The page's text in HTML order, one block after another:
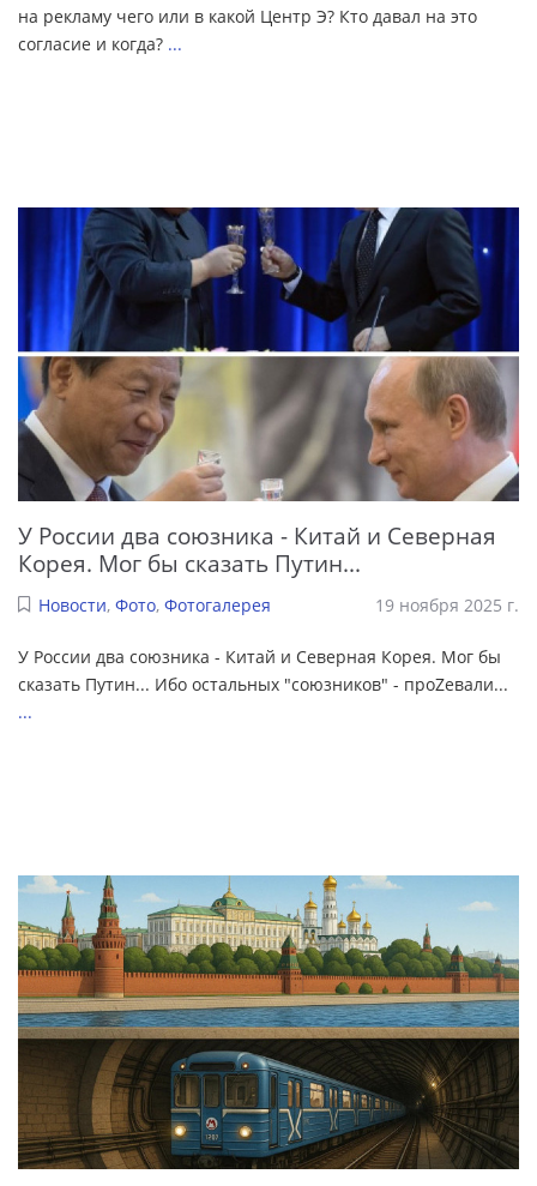
на рекламу чего или в какой Центр Э? Кто давал на это
согласие и когда? ...
У России два союзника - Китай и Северная
Корея. Мог бы сказать Путин...
Новости, Фото, Фотогалерея 19 ноября 2025 г.
У России два союзника - Китай и Северная Корея. Мог бы
сказать Путин... Ибо остальных "союзников" - проZевали...
...